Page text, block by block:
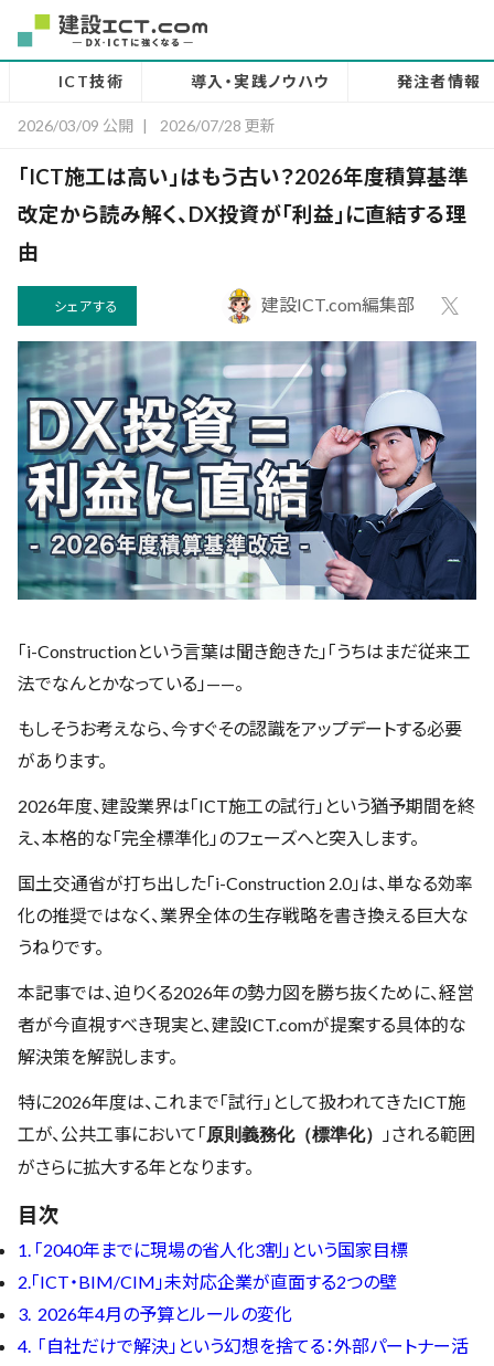
ICT技術 導入・実践ノウハウ 発注者情報
2026/03/09 公開 | 2026/07/28 更新
「ICT施工は高い」はもう古い？2026年度積算基準
改定から読み解く、DX投資が「利益」に直結する理
由
シェアする 建設ICT.com編集部
「i-Constructionという言葉は聞き飽きた」「うちはまだ従来工
法でなんとかなっている」——。
もしそうお考えなら、今すぐその認識をアップデートする必要
があります。
2026年度、建設業界は「ICT施工の試行」という猶予期間を終
え、本格的な「完全標準化」のフェーズへと突入します。
国土交通省が打ち出した「i-Construction 2.0」は、単なる効率
化の推奨ではなく、業界全体の生存戦略を書き換える巨大な
うねりです。
本記事では、迫りくる2026年の勢力図を勝ち抜くために、経営
者が今直視すべき現実と、建設ICT.comが提案する具体的な
解決策を解説します。
特に2026年度は、これまで「試行」として扱われてきたICT施
工が、公共工事において「原則義務化（標準化）
」される範囲
がさらに拡大する年となります。
目次
1. 「2040年までに現場の省人化3割」という国家目標
2.「ICT・BIM/CIM」未対応企業が直面する2つの壁
3. 2026年4月の予算とルールの変化
4. 「自社だけで解決」という幻想を捨てる：外部パートナー活